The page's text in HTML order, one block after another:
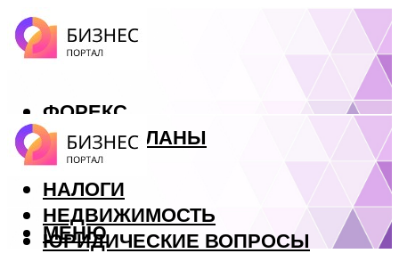
ФОРЕКС
БИЗНЕС ПЛАНЫ
КРЕДИТЫ
НАЛОГИ
НЕДВИЖИМОСТЬ
ЮРИДИЧЕСКИЕ ВОПРОСЫ
МЕНЮ